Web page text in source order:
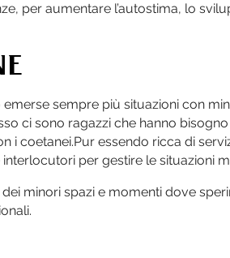
per aumentare l’autostima, lo
sempre più situazioni con
ci sono ragazzi che hanno
coetanei.Pur essendo ricca di
per gestire le situazioni
minori spazi e momenti dove